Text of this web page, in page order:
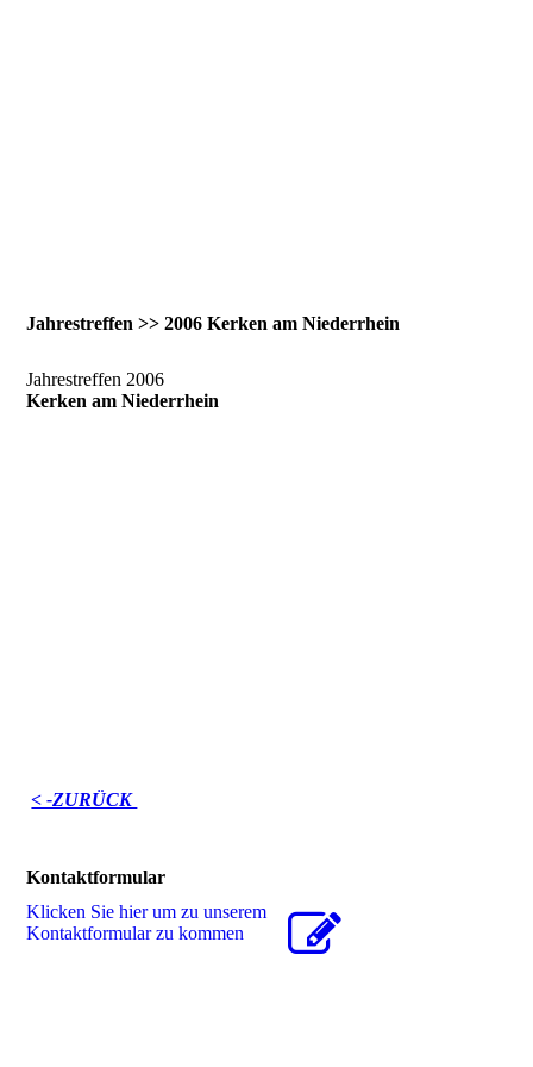
Jahrestreffen >> 2006 Kerken am Niederrhein
Jahrestreffen 2006
Kerken am Niederrhein
< -ZURÜCK
Kontaktformular
Klicken Sie hier um zu unserem
Kon­takt­for­mu­lar zu kommen